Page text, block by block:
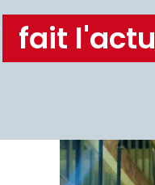
fait l'actu